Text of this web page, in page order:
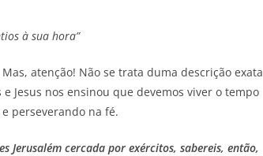
à sua hora”
atenção! Não se trata duma descrição exata
Jesus nos ensinou que devemos viver o tempo
perseverando na fé.
Jerusalém cercada por exércitos, sabereis, então,